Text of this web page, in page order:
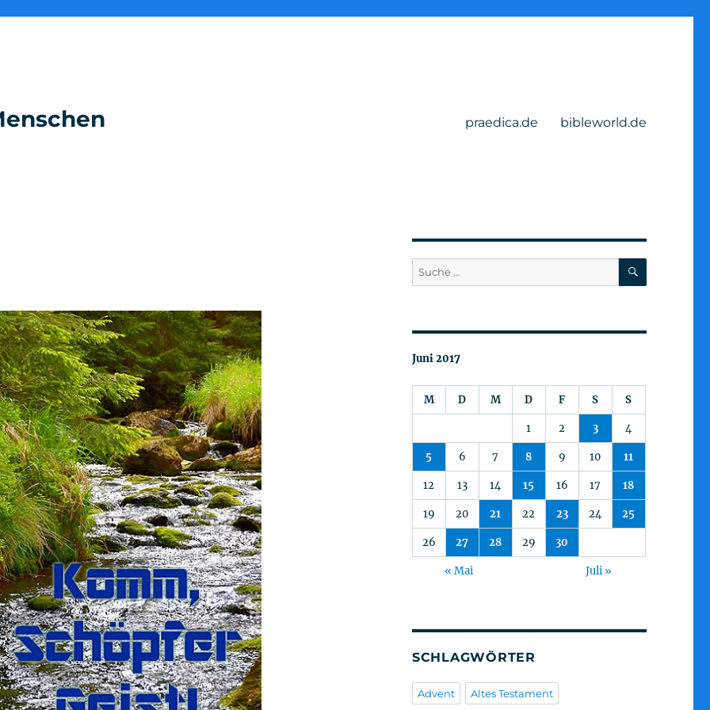
praedica.de bibleworld.de
Suche
nach:
SUCHEN
Juni 2017
M D M D F S S
1 2 3 4
5 6 7 8 9 10 11
12 13 14 15 16 17 18
19 20 21 22 23 24 25
26 27 28 29 30
« Mai Juli »
SCHLAGWÖRTER
Advent Altes Testament